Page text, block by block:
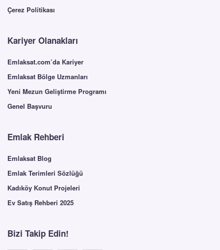
Çerez Politikası
Kariyer Olanakları
Emlaksat.com’da Kariyer
Emlaksat Bölge Uzmanları
Yeni Mezun Geliştirme Programı
Genel Başvuru
Emlak Rehberi
Emlaksat Blog
Emlak Terimleri Sözlüğü
Kadıköy Konut Projeleri
Ev Satış Rehberi 2025
Bizi Takip Edin!